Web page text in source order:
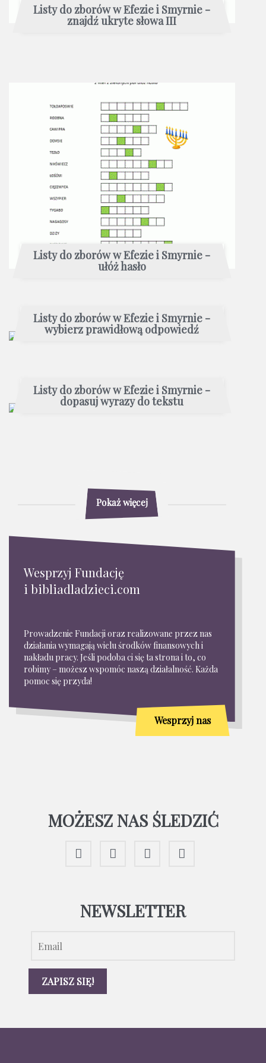
Listy do zborów w Efezie i Smyrnie -
znajdź ukryte słowa III
Listy do zborów w Efezie i Smyrnie -
ułóż hasło
Listy do zborów w Efezie i Smyrnie -
wybierz prawidłową odpowiedź
Listy do zborów w Efezie i Smyrnie -
dopasuj wyrazy do tekstu
Pokaż więcej
Wesprzyj Fundację
i bibliadladzieci.com
Prowadzenie Fundacji oraz realizowane przez nas
działania wymagają wielu środków finansowych i
nakładu pracy. Jeśli podoba ci się ta strona i to, co
robimy – możesz wspomóc naszą działalność. Każda
pomoc się przyda!
Wesprzyj nas
MOŻESZ NAS ŚLEDZIĆ
NEWSLETTER